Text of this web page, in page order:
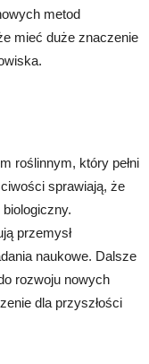
metod
mieć duże znaczenie
roślinnym, który pełni
sprawiają, że
biologiczny.
przemysł
naukowe. Dalsze
rozwoju nowych
dla przyszłości